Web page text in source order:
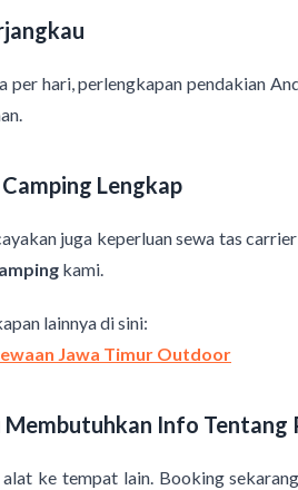
per hari, perlengkapan pendakian
Lengkap
juga keperluan sewa tas
kami.
lainnya di sini:
Jawa Timur Outdoor
Membutuhkan Info Tentang
ke tempat lain. Booking